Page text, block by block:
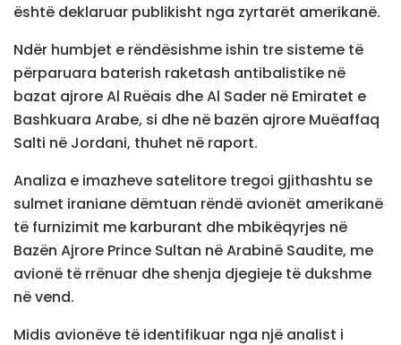
është deklaruar publikisht nga zyrtarët amerikanë.
Ndër humbjet e rëndësishme ishin tre sisteme të
përparuara baterish raketash antibalistike në
bazat ajrore Al Ruëais dhe Al Sader në Emiratet e
Bashkuara Arabe, si dhe në bazën ajrore Muëaffaq
Salti në Jordani, thuhet në raport.
Analiza e imazheve satelitore tregoi gjithashtu se
sulmet iraniane dëmtuan rëndë avionët amerikanë
të furnizimit me karburant dhe mbikëqyrjes në
Bazën Ajrore Prince Sultan në Arabinë Saudite, me
avionë të rrënuar dhe shenja djegieje të dukshme
në vend.
Midis avionëve të identifikuar nga një analist i